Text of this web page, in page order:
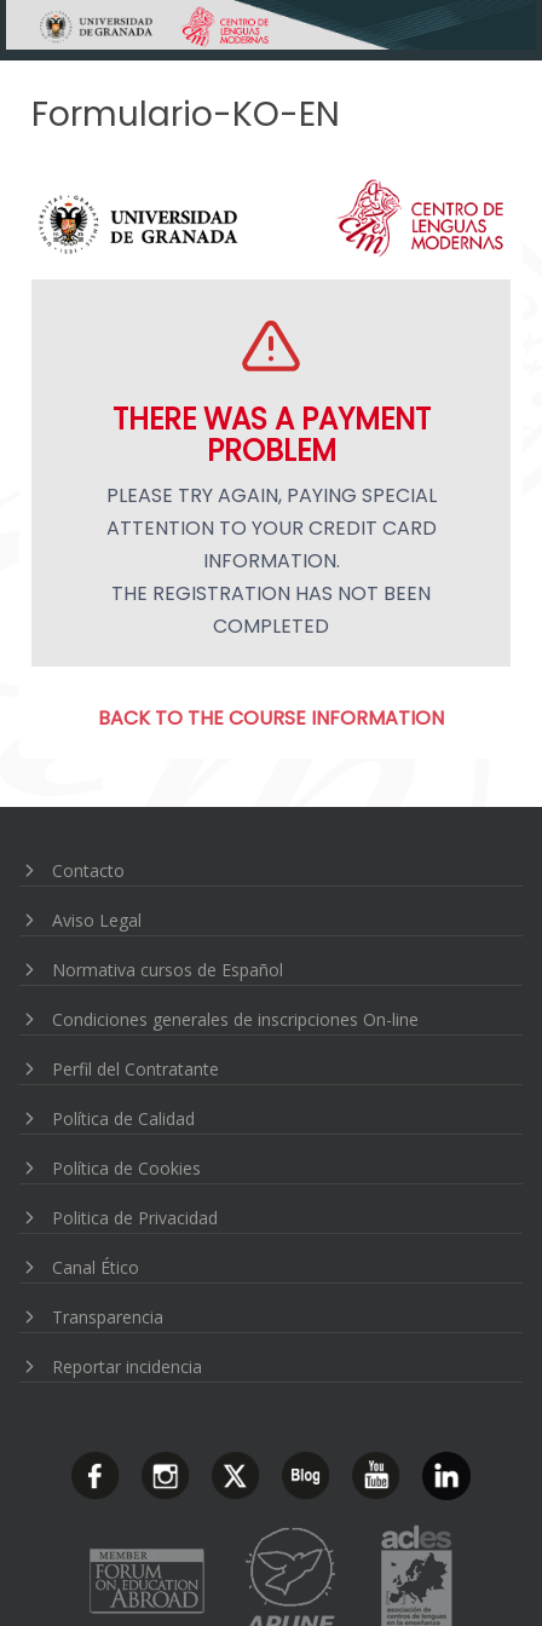
Skip to main content
Formulario-KO-EN
THERE WAS A PAYMENT
PROBLEM
PLEASE TRY AGAIN, PAYING SPECIAL
ATTENTION TO YOUR CREDIT CARD
INFORMATION.
THE REGISTRATION HAS NOT BEEN
COMPLETED
BACK TO THE COURSE INFORMATION
de
Contacto
Aviso Legal
Normativa cursos de Español
Condiciones generales de inscripciones On-line
Perfil del Contratante
Política de Calidad
Política de Cookies
Politica de Privacidad
Canal Ético
Transparencia
Reportar incidencia